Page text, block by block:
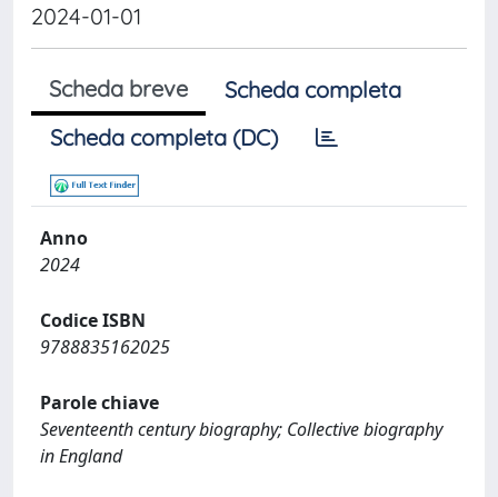
2024-01-01
Scheda breve
Scheda completa
Scheda completa (DC)
Anno
2024
Codice ISBN
9788835162025
Parole chiave
Seventeenth century biography; Collective biography
in England